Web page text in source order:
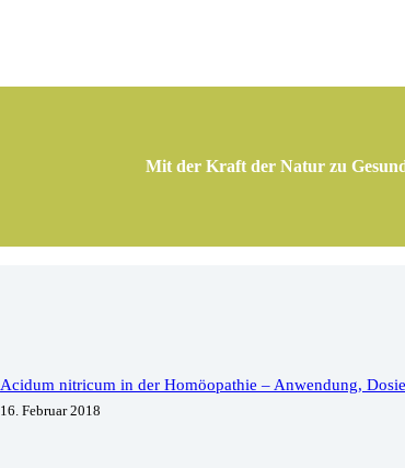
Mit der Kraft der Natur zu
Acidum nitricum in der Homöopathie – Anwendung,
16. Februar 2018